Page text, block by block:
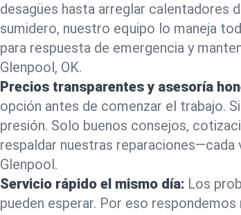
desagües hasta arreglar calentadores
sumidero, nuestro equipo lo maneja
para respuesta de emergencia y
Glenpool, OK.
Precios transparentes y asesoría
opción antes de comenzar el trabajo.
presión. Solo buenos consejos,
respaldar nuestras reparaciones—cada
Glenpool.
Servicio rápido el mismo día: Los
pueden esperar. Por eso respondemos